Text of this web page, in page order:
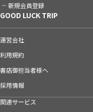
新規会員登録
GOOD LUCK TRIP
運営会社
利用規約
書店御担当者様へ
採用情報
関連サービス